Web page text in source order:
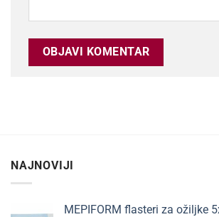
NAJNOVIJI
MEPIFORM flasteri za ožiljke